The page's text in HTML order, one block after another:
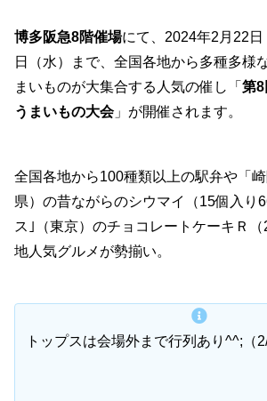
博多阪急8階催場にて、2024年2月22
日（水）まで、全国各地から多種多様
まいものが大集合する人気の催し「 第8
うまいもの大会」が開催されます。
全国各地から100種類以上の駅弁や「崎
県）の昔ながらのシウマイ（15個入り
ス｣（東京）のチョコレートケーキＲ
地人気グルメが勢揃い。
トップスは会場外まで行列あり^^;（